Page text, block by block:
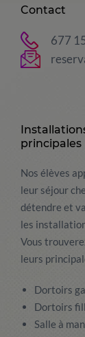
Contact
677
principales
Nos élèves
leur séjour
détendre et
les
Vous
leurs
Dortoirs
Dortoirs
Salle à